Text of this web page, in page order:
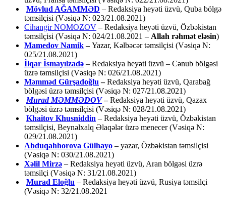
Mövlud AĞAMMƏD – Redaksiya heyəti üzvü, Quba bölgə
təmsilçisi (Vəsiqə N: 023/21.08.2021)
Cihangir NOMOZOV – Redaksiya heyəti üzvü, Özbəkistan
təmsilçisi (Vəsiqə N: 024/21.08.2021 – Allah rəhmət eləsin)
Mamedov Namik–Yazar, Kəlbəcər təmsilçisi (Vəsiqə N:
025/21.08.2021)
İlqar İsmayılzadə – Redaksiya heyəti üzvü – Cənub bölgəsi
üzrə təmsilçisi (Vəsiqə N: 026/21.08.2021)
Məmməd Gürşadoğlu –Redaksiya heyəti üzvü, Qarabağ
bölgəsi üzrə təmsilçisi (Vəsiqə N: 027/21.08.2021)
Murad MƏMMƏDOV –Redaksiya heyəti üzvü, Qazax
bölgəsi üzrə təmsilçisi (Vəsiqə N: 028/21.08.2021)
Khaitov Khusniddin – Redaksiya heyəti üzvü, Özbəkistan
təmsilçisi, Beynəlxalq Əlaqələr üzrə menecer (Vəsiqə N:
029/21.08.2021)
Abduqahhorova Gülhayo – yazar, Özbəkistan təmsilçisi
(Vəsiqə N: 030/21.08.2021)
Xəlil Mirzə – Redaksiya heyəti üzvü, Aran bölgəsi üzrə
təmsilçi (Vəsiqə N: 31/21.08.2021)
Murad Eloğlu – Redaksiya heyəti üzvü, Rusiya təmsilçi
(Vəsiqə N: 32/21.08.2021